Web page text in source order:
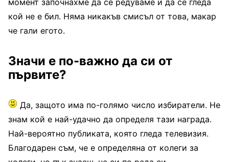
момент започнахме да се редуваме и да се гледа
кой не е бил. Няма никакъв смисъл от това, макар
че гали егото.
Значи е по-важно да си от
първите?
Да, защото има по-голямо число избиратели. Не
знам кой е най-удачно да определя тази награда.
Най-вероятно публиката, която гледа телевизия.
Благодарен съм, че е определяна от колеги за